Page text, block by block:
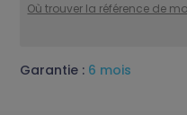
Où trouver la référence de
Garantie : 6 mois